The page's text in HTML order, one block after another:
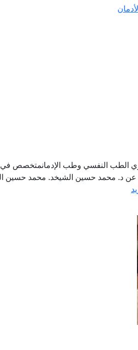
الطب النفسي وطب الإدمانمتخصص
عن د. محمد حسين الشيخد. محمد حسين